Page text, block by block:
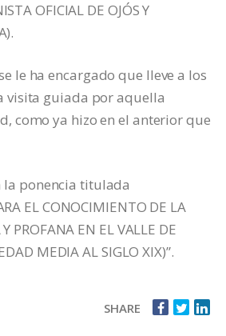
OFICIAL DE OJÓS Y
le ha encargado que lleve a los
visita guiada por aquella
como ya hizo en el anterior que
ponencia titulada
EL CONOCIMIENTO DE LA
PROFANA EN EL VALLE DE
MEDIA AL SIGLO XIX)”.
SHARE